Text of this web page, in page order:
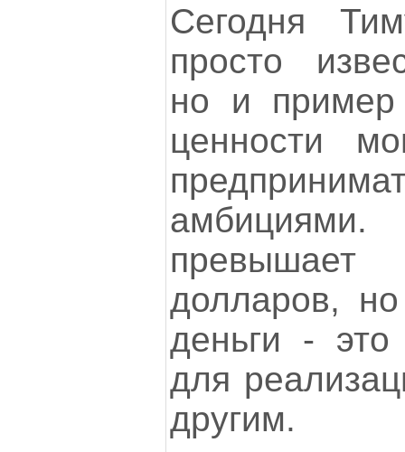
Сегодня
просто
но и пример
ценности
долларов,
деньги -
для
другим.